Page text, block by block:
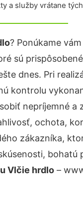
a služby vrátane
? Ponúkame
sú
dnes. Pri
kontrolu
nepríjemné a
ochota,
zákazníka,
bohatú
Vlčie hrdlo –